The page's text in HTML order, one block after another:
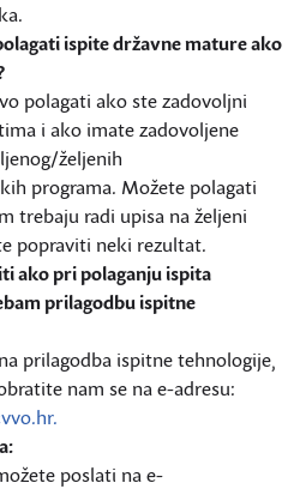
ispite državne mature ako
polagati ako ste zadovoljni
i ako imate zadovoljene
željenih
programa. Možete polagati
trebaju radi upisa na željeni
popraviti neki rezultat.
ako pri polaganju ispita
prilagodbu ispitne
prilagodba ispitne tehnologije,
nam se na e-adresu:
poslati na e-